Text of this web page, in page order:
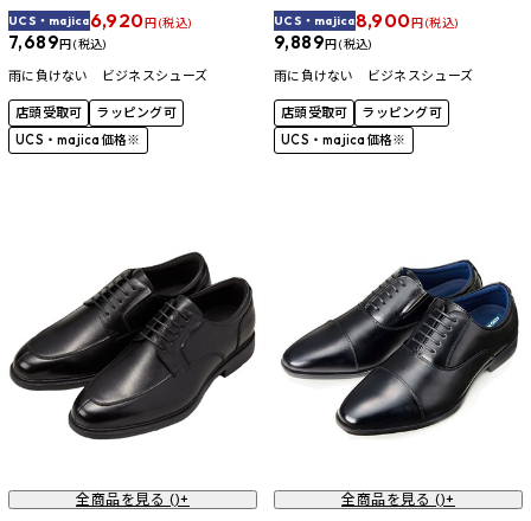
UCS・majica6,920円 (税込)
7,689円 (税込)
雨に負けない ビジネスシューズ
店頭受取可
ラッピング可
UCS・majica価格※
UCS・majica8,900円 (税込)
9,889円 (税込)
雨に負けない ビジネスシューズ
店頭受取可
ラッピング可
UCS・majica価格※
全商品を見る ()+
全商品を見る ()+